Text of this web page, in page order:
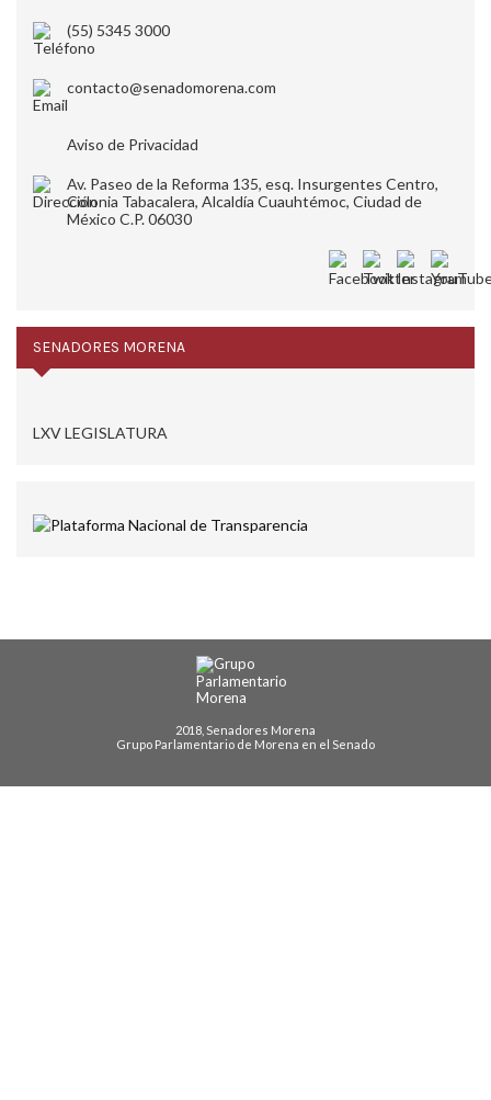
(55) 5345 3000
contacto@senadomorena.com
Aviso de Privacidad
Av. Paseo de la Reforma 135, esq. Insurgentes Centro,
Colonia Tabacalera, Alcaldía Cuauhtémoc, Ciudad de
México C.P. 06030
SENADORES MORENA
LXV LEGISLATURA
2018, Senadores Morena
Grupo Parlamentario de Morena en el Senado